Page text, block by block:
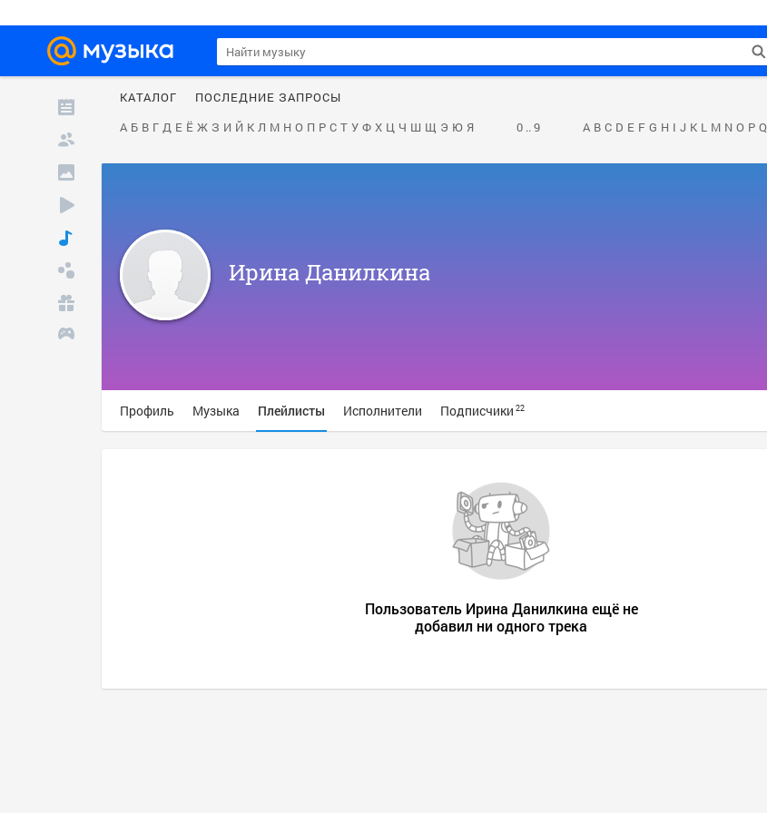
КАТАЛОГ
ПОСЛЕДНИЕ ЗАПРОСЫ
А Б В Г Д Е Ё Ж З И Й К Л М Н О П Р С Т У Ф Х Ц Ч Ш Щ Э Ю Я 0 .. 9 A B C D E F G H I J K L M N O P Q
Ирина Данилкина
Профиль Музыка Плейлисты Исполнители Подписчики 22
Пользователь Ирина Данилкина ещё не
добавил ни одного трека